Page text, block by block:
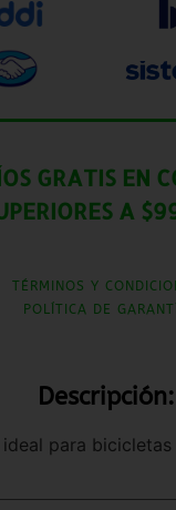
GRATIS EN
A
TÉRMINOS Y
POLÍTICA DE
Descripción:
ideal para